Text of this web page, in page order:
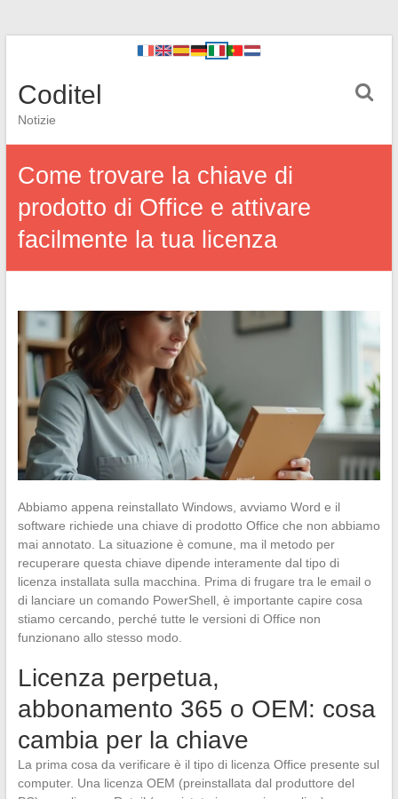
Coditel
Notizie
Come trovare la chiave di
prodotto di Office e attivare
facilmente la tua licenza
Abbiamo appena reinstallato Windows, avviamo Word e il
software richiede una chiave di prodotto Office che non abbiamo
mai annotato. La situazione è comune, ma il metodo per
recuperare questa chiave dipende interamente dal tipo di
licenza installata sulla macchina. Prima di frugare tra le email o
di lanciare un comando PowerShell, è importante capire cosa
stiamo cercando, perché tutte le versioni di Office non
funzionano allo stesso modo.
Licenza perpetua,
abbonamento 365 o OEM: cosa
cambia per la chiave
La prima cosa da verificare è il tipo di licenza Office presente sul
computer. Una licenza OEM (preinstallata dal produttore del